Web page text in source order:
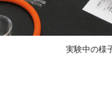
実験中の様